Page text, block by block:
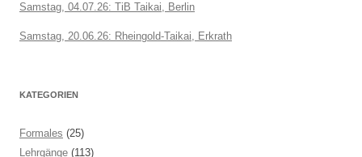
Samstag, 04.07.26: TiB Taikai, Berlin
Samstag, 20.06.26: Rheingold-Taikai, Erkrath
KATEGORIEN
Formales (25)
Lehrgänge (113)